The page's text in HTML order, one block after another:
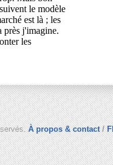
À propos & contact/